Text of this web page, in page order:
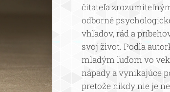
čitateľa
odborné
vhľadov, rád a
svoj život. Podľa
mladým ľuďom vo
nápady a vynikajúce
pretože nikdy nie je